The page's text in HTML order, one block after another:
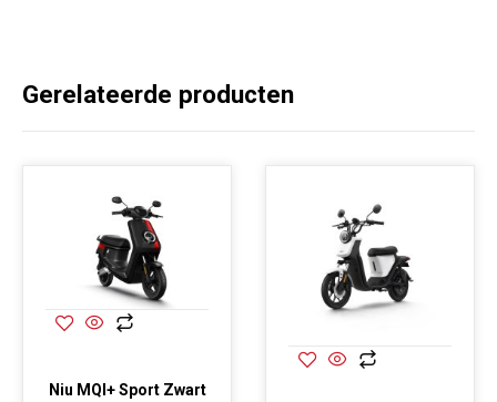
Gerelateerde producten
Niu MQI+ Sport Zwart